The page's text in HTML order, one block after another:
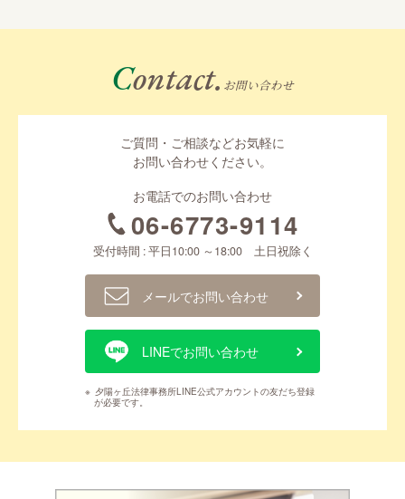
Contact. お問い合わせ
ご質問・ご相談などお気軽に
お問い合わせください。
お電話でのお問い合わせ
06-6773-9114
受付時間 : 平日10:00 ～18:00 土日祝除く
メールでお問い合わせ
LINEでお問い合わせ
※ 夕陽ヶ丘法律事務所LINE公式アカウントの友だち登録
が必要です。